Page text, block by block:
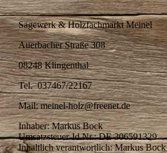
Sägewerk & Holzfachmarkt Meinel
Auerbacher Straße 308
08248 Klingenthal
Tel. 037467/22167
Mail: meinel-holz@freenet.de
Inhaber: Markus Bock
Umsatzsteuer-Id.Nr.: DE 306591329
Inhaltlich verantwortlich: Markus Bock